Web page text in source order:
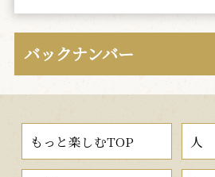
バックナンバー
もっと楽しむTOP 人